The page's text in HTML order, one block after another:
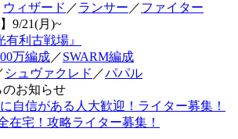
ウィザード ／ランサー ／ファイター
9/21(月)~
利古戦場』
万編成／SWARM編成
シュヴァクレド ／パパル
のお知らせ
自信がある人大歓迎！ライター募集！
在宅！攻略ライター募集！